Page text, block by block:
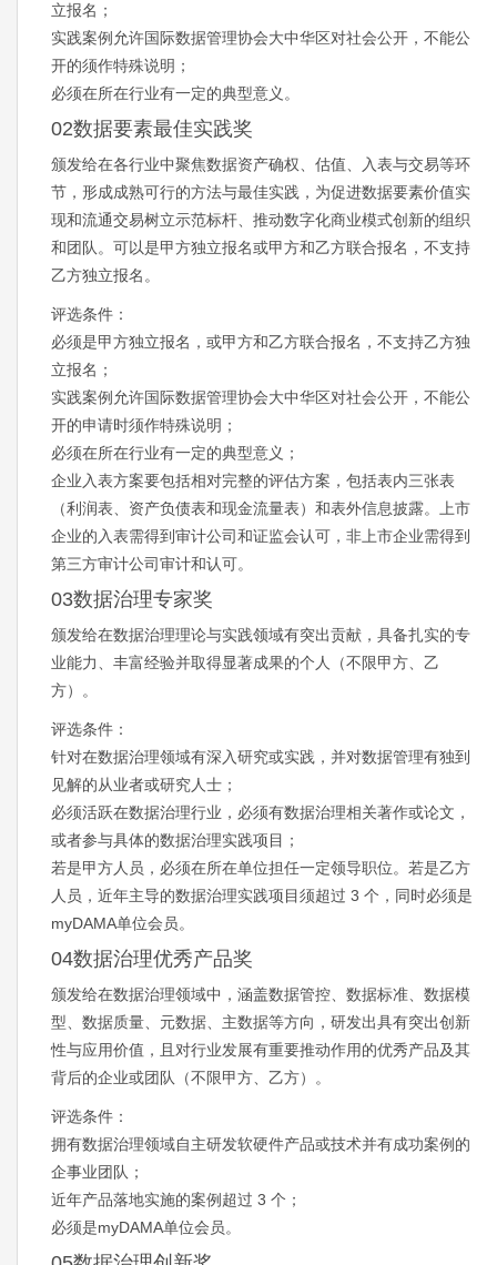
立报名；
实践案例允许国际数据管理协会大中华区对社会公开，不能公
开的须作特殊说明；
必须在所在行业有一定的典型意义。
02数据要素最佳实践奖
颁发给在各行业中聚焦数据资产确权、估值、入表与交易等环
节，形成成熟可行的方法与最佳实践，为促进数据要素价值实
现和流通交易树立示范标杆、推动数字化商业模式创新的组织
和团队。可以是甲方独立报名或甲方和乙方联合报名，不支持
乙方独立报名。
评选条件：
必须是甲方独立报名，或甲方和乙方联合报名，不支持乙方独
立报名；
实践案例允许国际数据管理协会大中华区对社会公开，不能公
开的申请时须作特殊说明；
必须在所在行业有一定的典型意义；
企业入表方案要包括相对完整的评估方案，包括表内三张表
（利润表、资产负债表和现金流量表）和表外信息披露。上市
企业的入表需得到审计公司和证监会认可，非上市企业需得到
第三方审计公司审计和认可。
03数据治理专家奖
颁发给在数据治理理论与实践领域有突出贡献，具备扎实的专
业能力、丰富经验并取得显著成果的个人（不限甲方、乙
方）。
评选条件：
针对在数据治理领域有深入研究或实践，并对数据管理有独到
见解的从业者或研究人士；
必须活跃在数据治理行业，必须有数据治理相关著作或论文，
或者参与具体的数据治理实践项目；
若是甲方人员，必须在所在单位担任一定领导职位。若是乙方
人员，近年主导的数据治理实践项目须超过 3 个，同时必须是
myDAMA单位会员。
04数据治理优秀产品奖
颁发给在数据治理领域中，涵盖数据管控、数据标准、数据模
型、数据质量、元数据、主数据等方向，研发出具有突出创新
性与应用价值，且对行业发展有重要推动作用的优秀产品及其
背后的企业或团队（不限甲方、乙方）。
评选条件：
拥有数据治理领域自主研发软硬件产品或技术并有成功案例的
企事业团队；
近年产品落地实施的案例超过 3 个；
必须是myDAMA单位会员。